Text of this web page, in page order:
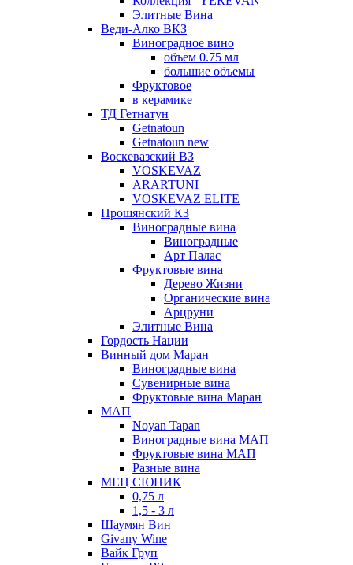
Элитные Вина
Веди-Алко ВКЗ
Виноградное вино
объем 0.75 мл
большие объемы
Фруктовое
в керамике
ТД Гетнатун
Getnatoun
Getnatoun new
Воскевазский ВЗ
VOSKEVAZ
ARARTUNI
VOSKEVAZ ELITE
Прошянский КЗ
Виноградные вина
Виноградные
Арт Палас
Фруктовые вина
Дерево Жизни
Органические вина
Арцруни
Элитные Вина
Гордость Нации
Винный дом Маран
Виноградные вина
Сувенирные вина
Фруктовые вина Маран
МАП
Noyan Tapan
Виноградные вина МАП
Фруктовые вина МАП
Разные вина
МЕЦ СЮНИК
0,75 л
1,5 - 3 л
Шаумян Вин
Givany Wine
Вайк Груп